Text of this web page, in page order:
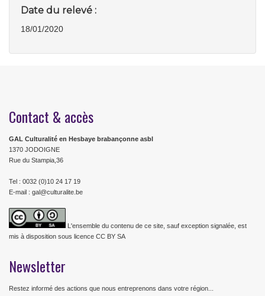
Date du relevé :
18/01/2020
Contact & accès
GAL Culturalité en Hesbaye brabançonne asbl
1370 JODOIGNE
Rue du Stampia,36
Tel : 0032 (0)10 24 17 19
E-mail : gal@culturalite.be
L'ensemble du contenu de ce site, sauf exception signalée, est
mis à disposition sous licence CC BY SA
Newsletter
Restez informé des actions que nous entreprenons dans votre région...